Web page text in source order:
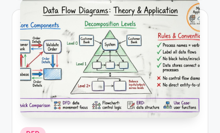
S
o
f
t
w
r